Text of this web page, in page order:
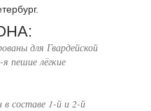
для Гвардейской
пешие лёгкие
составе 1-й и 2-й